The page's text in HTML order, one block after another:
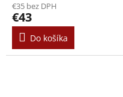
€35 bez DPH
€43
Do košíka